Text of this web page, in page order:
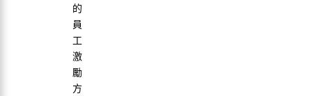
的
員
工
激
勵
方